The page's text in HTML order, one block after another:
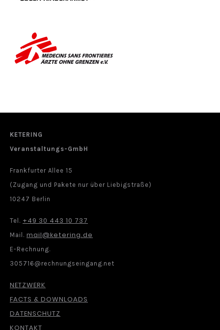
KETERING
Veranstaltungs-GmbH
Frankfurter Allee 15
(Zugang und Pakete nur über Liebigstraße)
10247 Berlin
Tel. +49 30 443 10 737
Mail. mail@ketering.de
E-Rechnung.
305716@rechnungseingang.net
NETZWERK
FACTS & DOWNLOADS
DATENSCHUTZ
KONTAKT